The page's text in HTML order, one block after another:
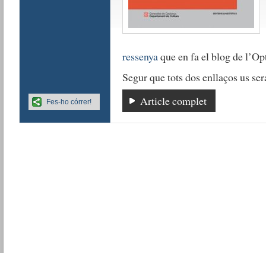
ressenyaque en fa el blog de
Segur que tots dos enllaços us
Article complet
Fes-ho córrer!